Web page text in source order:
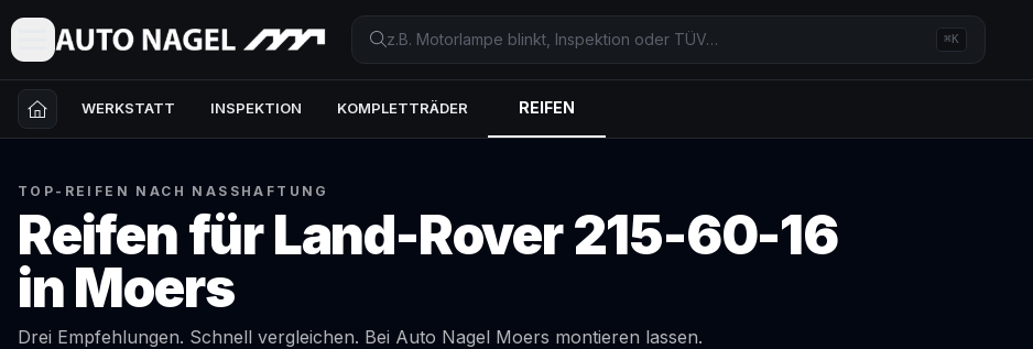
⌘K
WERKSTATT INSPEKTION KOMPLETTRÄDER REIFEN
TOP-REIFEN NACH NASSHAFTUNG
Reifen fürLand-Rover215-60-16
inMoers
Drei Empfehlungen. Schnell vergleichen. Bei Auto Nagel Moers montieren lassen.